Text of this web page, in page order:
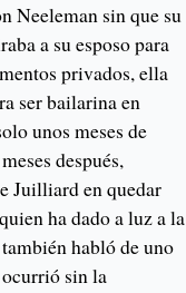
Neeleman sin que su
a su esposo para
privados, ella
ser bailarina en
unos meses de
después,
Juilliard en quedar
ha dado a luz a la
habló de uno
sin la